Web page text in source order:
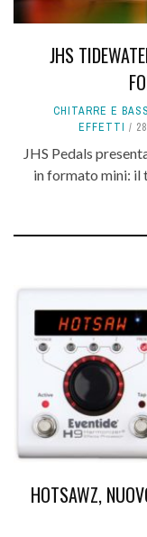
JHS
CHITARRE E
EFFETTI
JHS Pedals
in formato mini:
HOTSAWZ,